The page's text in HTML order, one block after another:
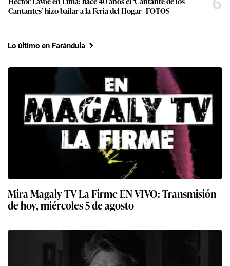
Cantantes’ hizo bailar a la Feria del Hogar | FOTOS
Lo último en Farándula
Mira Magaly TV La Firme EN VIVO: Transmisión
de hoy, miércoles 5 de agosto